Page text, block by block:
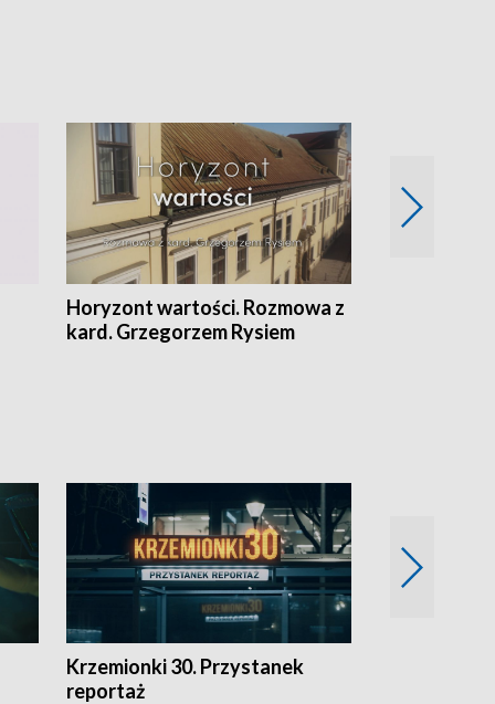
Horyzont wartości. Rozmowa z
kard. Grzegorzem Rysiem
Krzemionki 30. Przystanek
reportaż